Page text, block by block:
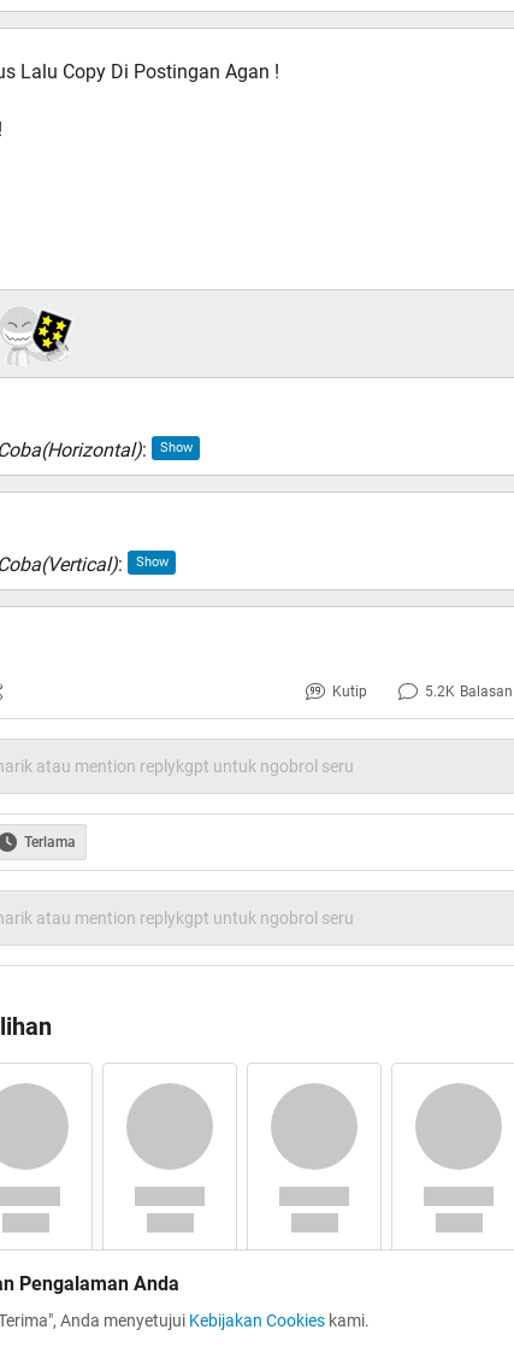
Lalu Copy Di Postingan Agan !
:
:
Kutip 5.2K Balasan
atau mention replykgpt untuk ngobrol seru
Terlama
atau mention replykgpt untuk ngobrol seru
Pengalaman Anda
Anda menyetujui Kebijakan Cookies kami.